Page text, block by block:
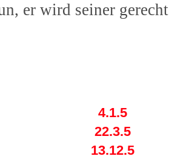
er wird seiner
4.1.5
22.3.5
13.12.5